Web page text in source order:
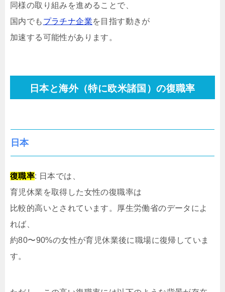
同様の取り組みを進めることで、
国内でも プラチナ企業を目指す動きが
加速する可能性があります。
日本と海外（特に欧米諸国）の復職率
日本
復職率: 日本では、
育児休業を取得した女性の復職率は
比較的高いとされています。厚生労働省のデータによ
れば、
約80〜90%の女性が育児休業後に職場に復帰していま
す。